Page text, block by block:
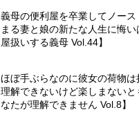
義母の便利屋を卒業してノー
まる妻と娘の新たな人生に悔い
屋扱いする義母 Vol.44】
ほぼ手ぶらなのに彼女の荷物
理解できないけど楽しまない
なたが理解できません Vol.8】